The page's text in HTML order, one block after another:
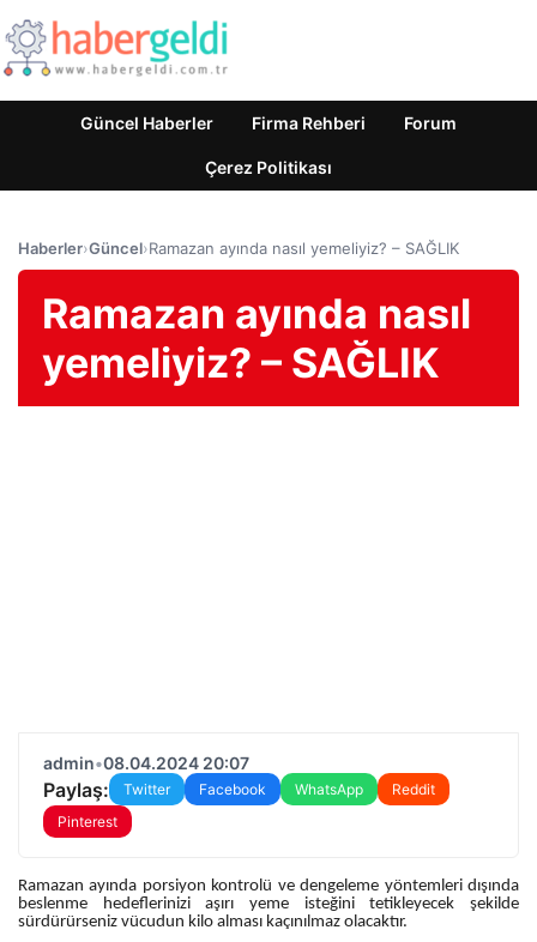
Güncel Haberler Firma Rehberi Forum
Çerez Politikası
Haberler›Güncel›Ramazan ayında nasıl yemeliyiz? – SAĞLIK
Ramazan ayında nasıl
yemeliyiz? – SAĞLIK
admin•08.04.2024 20:07
Paylaş: Twitter Facebook WhatsApp
Reddit
Pinterest
Ramazan ayında porsiyon kontrolü ve dengeleme yöntemleri dışında
beslenme hedeflerinizi aşırı yeme isteğini tetikleyecek şekilde
sürdürürseniz vücudun kilo alması kaçınılmaz olacaktır.